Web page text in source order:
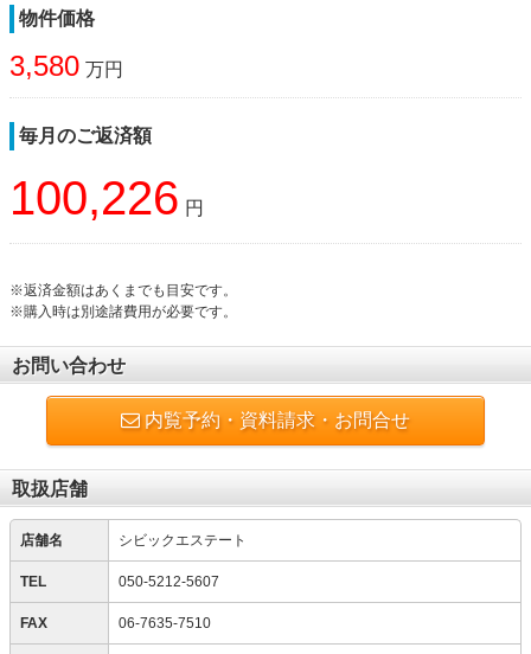
物件価格
3,580 万円
毎月のご返済額
100,226 円
※返済金額はあくまでも目安です。
※購入時は別途諸費用が必要です。
お問い合わせ
内覧予約・資料請求・お問合せ
取扱店舗
店舗名 シビックエステート
TEL 050-5212-5607
FAX 06-7635-7510